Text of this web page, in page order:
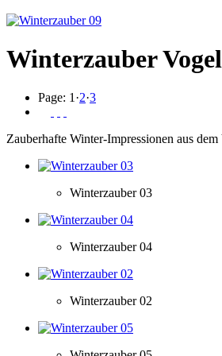
Winterzauber
Page: 1·2·3
Zauberhafte Winter-Impressionen aus
Winterzauber 03
Winterzauber 04
Winterzauber 02